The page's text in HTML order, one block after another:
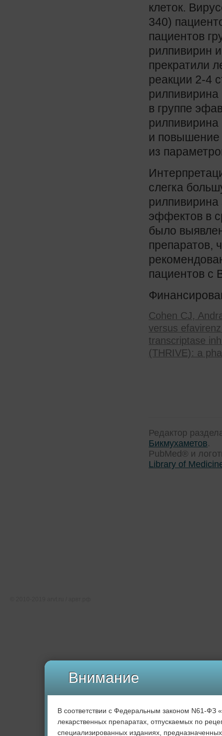
клеток.
340)
пациентов
рилпивирин
прекратили
реакции 2-4
рилпивирина
в группе
и повышение
из
слегка
эффектов в
было
препаратов,
пациентов с
Cohen CJ,
versus
transcriptase
(THRIVE): a
Редактор
Бикмухаметов.
PubMed® и
Library of
В соответствии с Федеральным законом N61-
лекарственных препаратах, отпускаемых по
специализированных изданиях,
Внимание